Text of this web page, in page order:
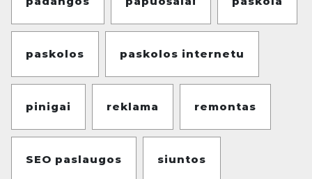
paskolos paskolos internetu
pinigai reklama remontas
SEO paslaugos siuntos